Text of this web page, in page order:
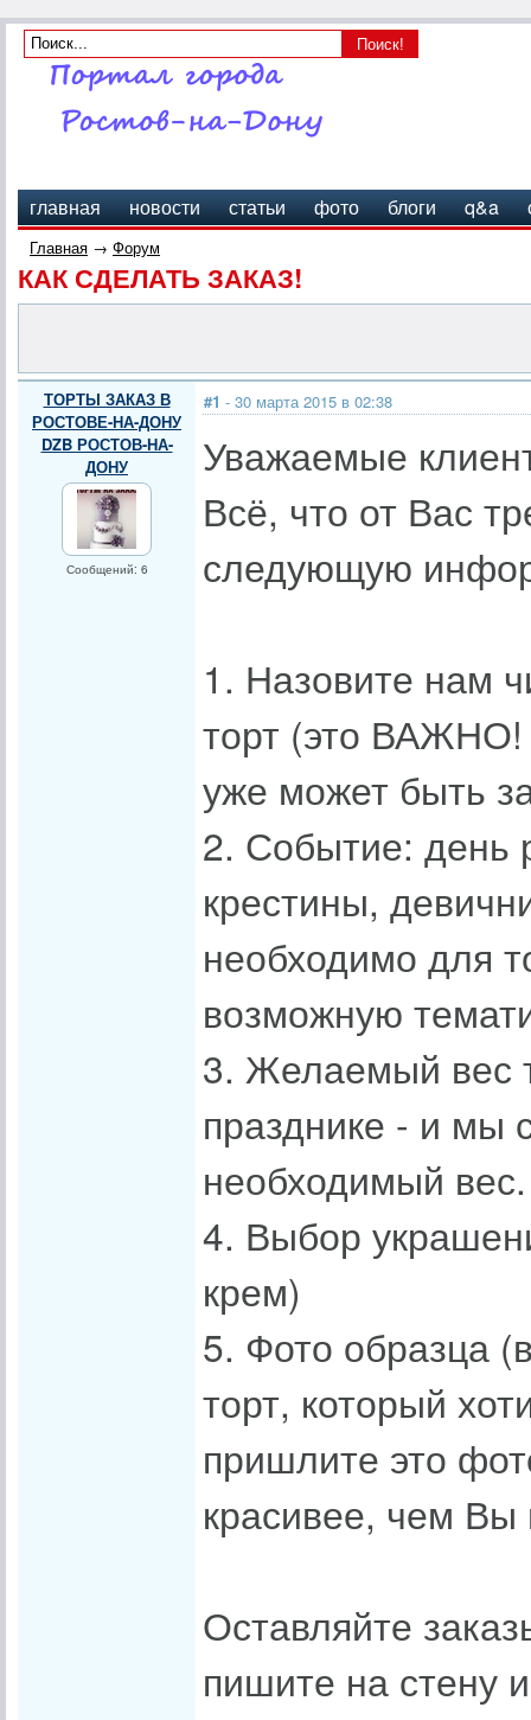
главная новости статьи фото блоги q&a
Главная → Форум
КАК СДЕЛАТЬ ЗАКАЗ!
ТОРТЫ ЗАКАЗ В
РОСТОВЕ-НА-ДОНУ
DZB РОСТОВ-НА-
ДОНУ
Сообщений: 6
#1 - 30 марта 2015 в 02:38
Уважаемые
Всё, что от Вас
следующую
1. Назовите нам
торт (это ВАЖНО!
уже может быть
2. Событие: день
крестины,
необходимо для
возможную
3. Желаемый вес
празднике - и мы
необходимый вес.
4. Выбор
крем)
5. Фото образца
торт, который
пришлите это
красивее, чем
Оставляйте
пишите на стену